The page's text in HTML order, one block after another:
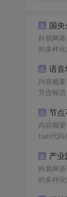
国
科易网
的多样
语音
内容概
升含噪
语音信
数学可处理
理论基
课程或
医学信号处理
重点理
节点
内容概
tlab代码
（如显
法在捕
节。; 适合人群：具备偏微分方程数值解法、有限元方法或计算流体力学基础知识，熟悉Matlab编程语言，从事科学计算、工程仿真、应
产
科易网
的多样